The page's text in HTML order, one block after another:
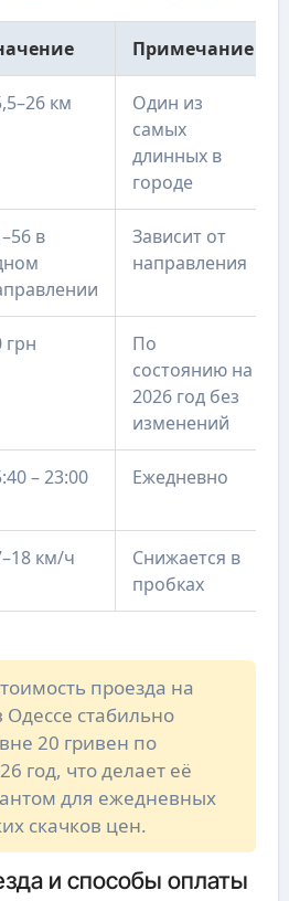
Примечание
км
Один из
самых
длинных в
городе
в
Зависит от
направления
грн
По
состоянию на
2026 год без
изменений
– 23:00 Ежедневно
км/ч
Снижается в
пробках
проезда на
стабильно
20 гривен по
год, что делает её
для ежедневных
скачков цен.
и способы оплаты